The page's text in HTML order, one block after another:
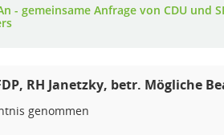
- gemeinsame Anfrage von CDU und
RH Janetzky, betr. Mögliche
genommen